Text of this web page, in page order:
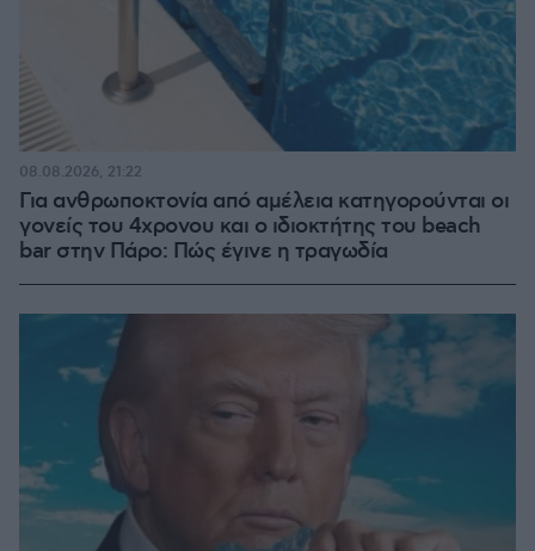
Για ανθρωποκτονία από αμέλεια κατηγορούνται οι
γονείς του 4χρονου και ο ιδιοκτήτης του beach
bar στην Πάρο: Πώς έγινε η τραγωδία
08.08.2026, 21:22